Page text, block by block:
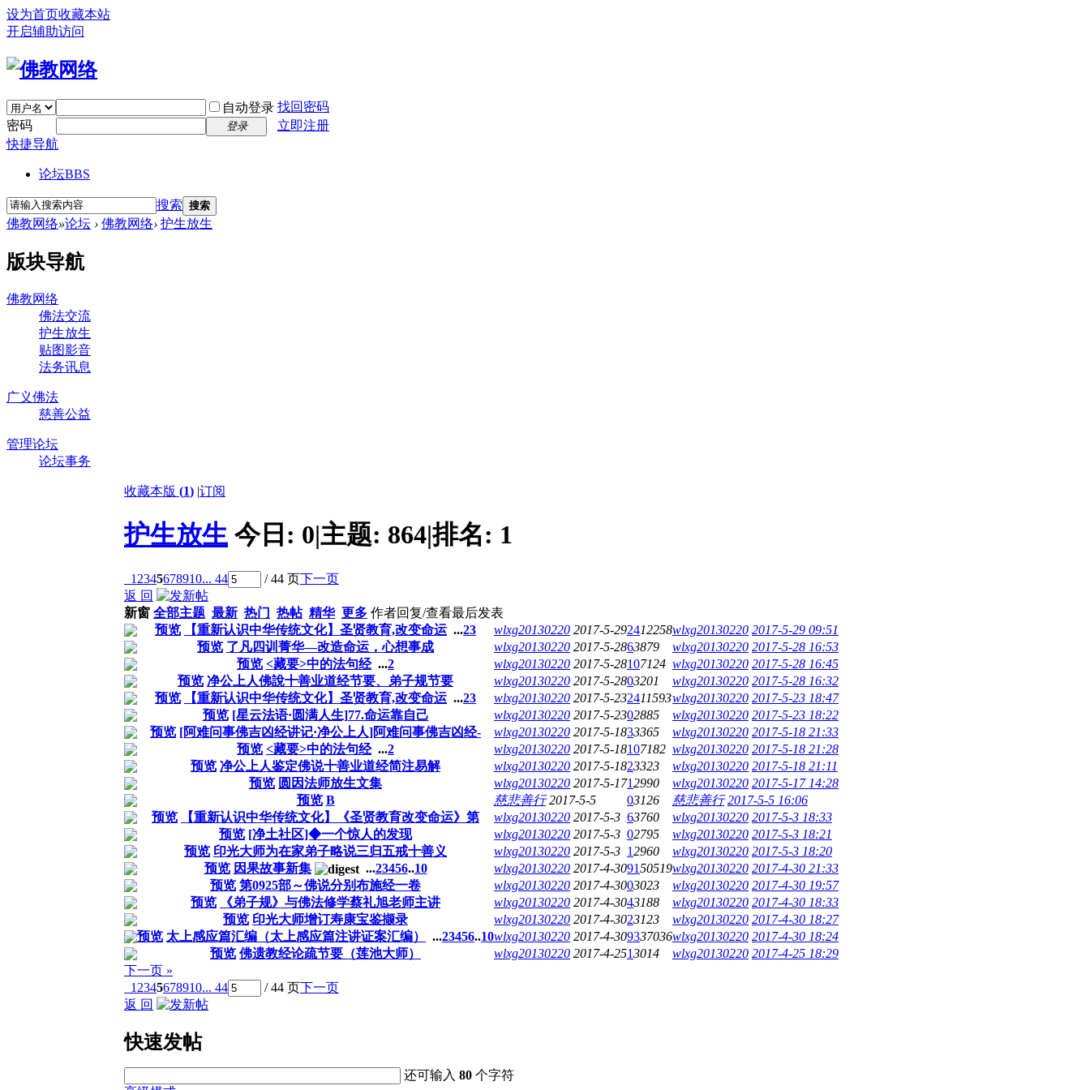
设为首页收藏本站
开启辅助访问
自动登录 找回密码
密码
登录
立即注册
快捷导航
论坛BBS
搜索 搜索
佛教网络»论坛 › 佛教网络› 护生放生
版块导航
佛教网络
佛法交流
护生放生
贴图影音
法务讯息
广义佛法
慈善公益
管理论坛
论坛事务
收藏本版 (1) |订阅
护生放生 今日: 0|主题: 864|排名: 1
1 2345678910... 44 / 44 页下一页
返 回
新窗 全部主题 最新 热门 热帖 精华 更多 作者回复/查看最后发表
预览
【重新认识中华传统文化】圣贤教育,改变命运 ...23 wlxg20130220 2017-5-292412258wlxg20130220 2017-5-29 09:51
预览 了凡四训菁华—改造命运，心想事成 wlxg20130220 2017-5-2863879 wlxg20130220 2017-5-28 16:53
预览 <藏要>中的法句经 ...2 wlxg20130220 2017-5-28107124 wlxg20130220 2017-5-28 16:45
预览 净公上人佛說十善业道经节要、弟子规节要 wlxg20130220 2017-5-2803201 wlxg20130220 2017-5-28 16:32
预览
【重新认识中华传统文化】圣贤教育,改变命运 ...23 wlxg20130220 2017-5-232411593wlxg20130220 2017-5-23 18:47
预览 [星云法语·圆满人生]77.命运靠自己 wlxg20130220 2017-5-2302885 wlxg20130220 2017-5-23 18:22
预览 [阿难问事佛吉凶经讲记·净公上人]阿难问事佛吉凶经- wlxg20130220 2017-5-1833365 wlxg20130220 2017-5-18 21:33
预览 <藏要>中的法句经 ...2 wlxg20130220 2017-5-18107182 wlxg20130220 2017-5-18 21:28
预览 净公上人鉴定佛说十善业道经简注易解 wlxg20130220 2017-5-1823323 wlxg20130220 2017-5-18 21:11
预览 圆因法师放生文集 wlxg20130220 2017-5-1712990 wlxg20130220 2017-5-17 14:28
预览 B 慈悲善行 2017-5-5 03126 慈悲善行 2017-5-5 16:06
预览
【重新认识中华传统文化】《圣贤教育改变命运》第 wlxg20130220 2017-5-3 63760 wlxg20130220 2017-5-3 18:33
预览 [净土社区]◆一个惊人的发现 wlxg20130220 2017-5-3 02795 wlxg20130220 2017-5-3 18:21
预览 印光大师为在家弟子略说三归五戒十善义 wlxg20130220 2017-5-3 12960 wlxg20130220 2017-5-3 18:20
预览 因果故事新集 ...23456..10 wlxg20130220 2017-4-309150519wlxg20130220 2017-4-30 21:33
预览 第0925部～佛说分别布施经一卷 wlxg20130220 2017-4-3003023 wlxg20130220 2017-4-30 19:57
预览
《弟子规》与佛法修学蔡礼旭老师主讲 wlxg20130220 2017-4-3043188 wlxg20130220 2017-4-30 18:33
预览 印光大师增订寿康宝鉴撷录 wlxg20130220 2017-4-3023123 wlxg20130220 2017-4-30 18:27
预览 太上感应篇汇编（太上感应篇注讲证案汇编） ...23456..10wlxg20130220 2017-4-309337036wlxg20130220 2017-4-30 18:24
预览 佛遗教经论疏节要（莲池大师） wlxg20130220 2017-4-2513014 wlxg20130220 2017-4-25 18:29
下一页 »
1 2345678910... 44 / 44 页下一页
返 回
快速发帖
还可输入80 个字符